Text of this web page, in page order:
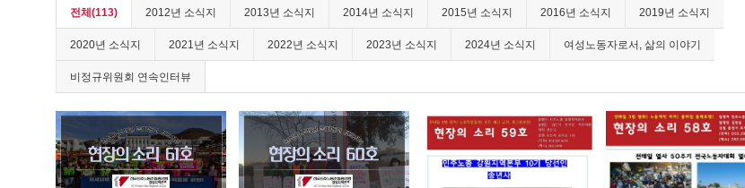
전체(113) 2012년 소식지 2013년 소식지 2014년 소식지 2015년 소식지 2016년 소식지 2019년 소식지
2020년 소식지 2021년 소식지 2022년 소식지 2023년 소식지 2024년 소식지 여성노동자로서, 삶의 이야기
비정규위원회 연속인터뷰